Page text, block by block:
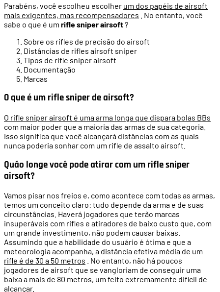
Parabéns, você escolheu escolher um dos papéis de airsoft
mais exigentes, mas recompensadores . No entanto, você
sabe o que é um rifle sniper airsoft?
Sobre os rifles de precisão do airsoft
Distâncias de rifles airsoft sniper
Tipos de rifle sniper airsoft
Documentação
Marcas
O que é um rifle sniper de airsoft?
O rifle sniper airsoft é uma arma longa que dispara bolas BBs
com maior poder que a maioria das armas de sua categoria.
Isso significa que você alcançará distâncias com as quais
nunca poderia sonhar com um rifle de assalto airsoft.
Quão longe você pode atirar com um rifle sniper
airsoft?
Vamos pisar nos freios e, como acontece com todas as armas,
temos um conceito claro: tudo depende da arma e de suas
circunstâncias. Haverá jogadores que terão marcas
insuperáveis ​​com rifles e atiradores de baixo custo que, com
um grande investimento, não podem causar baixas.
Assumindo que a habilidade do usuário é ótima e que a
meteorologia acompanha, a distância efetiva média de um
rifle é de 30 a 50 metros . No entanto, não há poucos
jogadores de airsoft que se vangloriam de conseguir uma
baixa a mais de 80 metros, um feito extremamente difícil de
alcançar.